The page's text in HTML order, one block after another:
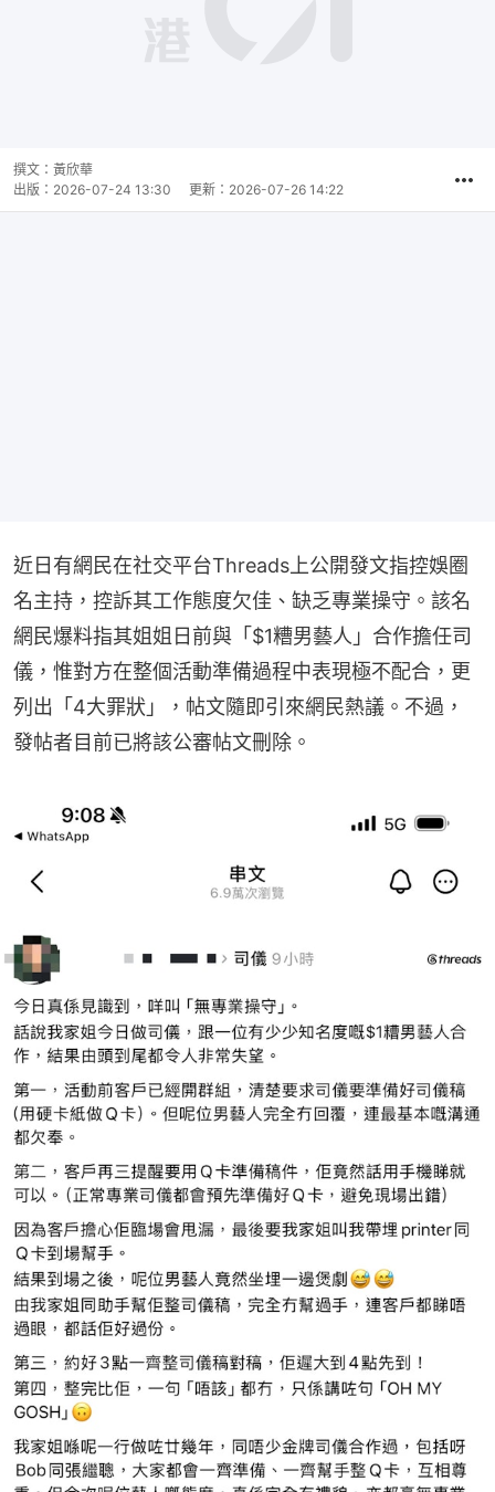
撰文： 黃欣華
出版： 2026-07-24 13:30 更新： 2026-07-26 14:22
近日有網民在社交平台Threads上公開發文指控娛圈
名主持，控訴其工作態度欠佳、缺乏專業操守。該名
網民爆料指其姐姐日前與「$1糟男藝人」合作擔任司
儀，惟對方在整個活動準備過程中表現極不配合，更
列出「4大罪狀」，帖文隨即引來網民熱議。不過，
發帖者目前已將該公審帖文刪除。